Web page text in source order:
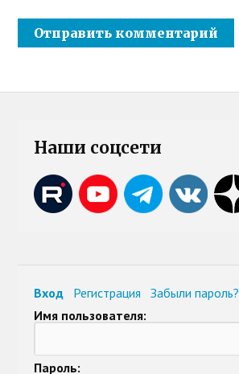
Наши соцсети
Вход Регистрация
Забыли пароль?
Имя пользователя:
Пароль: